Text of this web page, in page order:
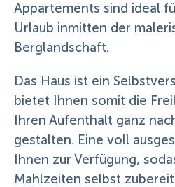
Appartements sind ideal
Urlaub inmitten der
Berglandschaft.
Das Haus ist ein
bietet Ihnen somit die
Ihren Aufenthalt ganz
gestalten. Eine voll
Ihnen zur Verfügung,
Mahlzeiten selbst